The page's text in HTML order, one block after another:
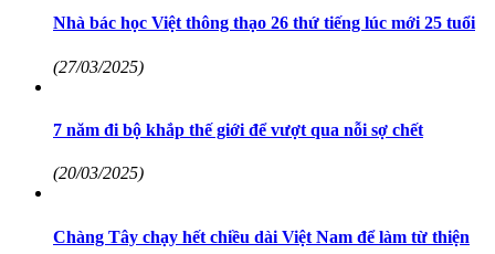
Nhà bác học Việt thông thạo 26 thứ tiếng lúc mới 25 tuổi
(27/03/2025)
7 năm đi bộ khắp thế giới để vượt qua nỗi sợ chết
(20/03/2025)
Chàng Tây chạy hết chiều dài Việt Nam để làm từ thiện